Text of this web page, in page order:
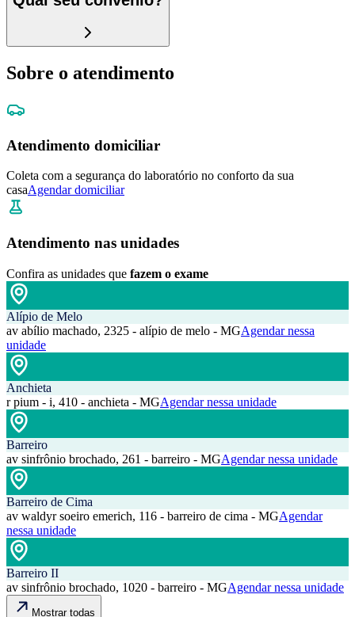
Sobre o atendimento
Atendimento domiciliar
Coleta com a segurança do laboratório no conforto da sua
casaAgendar domiciliar
Atendimento nas unidades
Confira as unidades que fazem o exame
Alípio de Melo
av abílio machado, 2325 - alípio de melo - MGAgendar nessa
unidade
Anchieta
r pium - i, 410 - anchieta - MGAgendar nessa unidade
Barreiro
av sinfrônio brochado, 261 - barreiro - MGAgendar nessa unidade
Barreiro de Cima
av waldyr soeiro emerich, 116 - barreiro de cima - MGAgendar
nessa unidade
Barreiro II
av sinfrônio brochado, 1020 - barreiro - MGAgendar nessa unidade
Mostrar todas